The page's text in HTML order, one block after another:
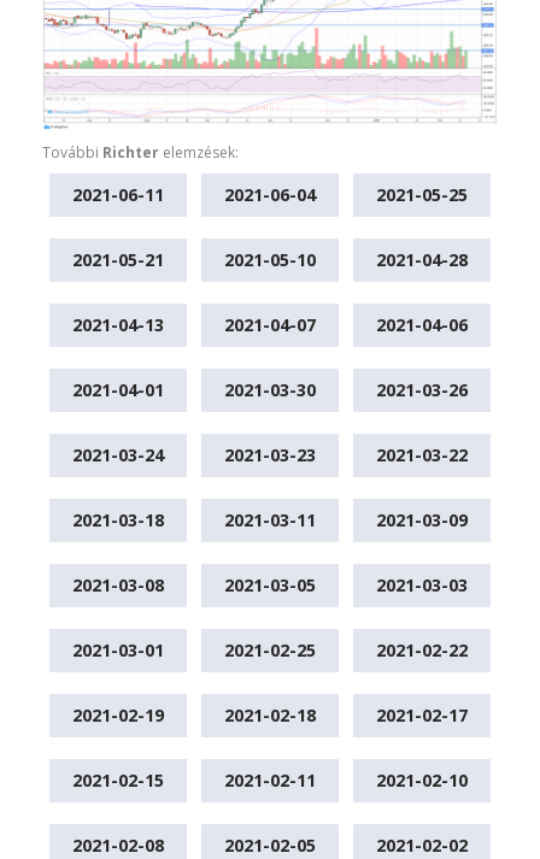
További Richter elemzések:
2021-06-11 2021-06-04 2021-05-25
2021-05-21 2021-05-10 2021-04-28
2021-04-13 2021-04-07 2021-04-06
2021-04-01 2021-03-30 2021-03-26
2021-03-24 2021-03-23 2021-03-22
2021-03-18 2021-03-11 2021-03-09
2021-03-08 2021-03-05 2021-03-03
2021-03-01 2021-02-25 2021-02-22
2021-02-19 2021-02-18 2021-02-17
2021-02-15 2021-02-11 2021-02-10
2021-02-08 2021-02-05 2021-02-02